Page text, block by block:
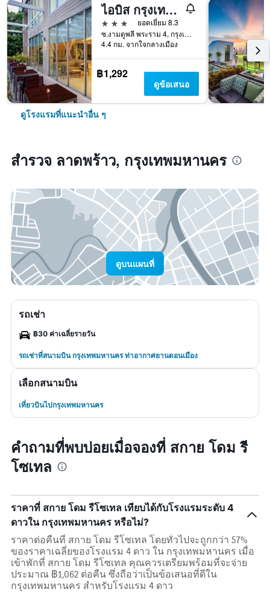
ไอบิส กรุงเทพ สาทร
3 ดาว
ยอดเยี่ยม 8.3
ซ.งามดูพลี พระราม 4, กรุงเทพมหานคร, ประเทศไทย
4.4 กม. จากใจกลางเมือง
฿1,292
ดูข้อเสนอ
ดูโรงแรมที่แนะนำอื่น ๆ
สำรวจ ลาดพร้าว, กรุงเทพมหานคร
ดูบนแผนที่
รถเช่า
฿30 ค่าเฉลี่ยรายวัน
รถเช่าที่สนามบิน กรุงเทพมหานคร ท่าอากาศยานดอนเมือง
เลือกสนามบิน
เที่ยวบินไปกรุงเทพมหานคร
คำถามที่พบบ่อยเมื่อจองที่ สกาย โดม รี
โซเทล
ราคาที่ สกาย โดม รีโซเทล เทียบได้กับโรงแรมระดับ 4
ดาวใน กรุงเทพมหานคร หรือไม่?
ราคาต่อคืนที่ สกาย โดม รีโซเทล โดยทั่วไปจะถูกกว่า 57%
ของราคาเฉลี่ยของโรงแรม 4 ดาว ใน กรุงเทพมหานคร เมื่อ
เข้าพักที่ สกาย โดม รีโซเทล คุณควรเตรียมพร้อมที่จะจ่าย
ประมาณ ฿1,062 ต่อคืน ซึ่งถือว่าเป็นข้อเสนอที่ดีใน
กรุงเทพมหานคร สำหรับโรงแรม 4 ดาว